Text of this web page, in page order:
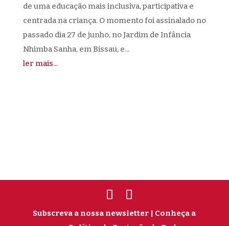
de uma educação mais inclusiva, participativa e
centrada na criança. O momento foi assinalado no
passado dia 27 de junho, no Jardim de Infância
Nhimba Sanha, em Bissau, e...
ler mais...
Subscreva a nossa newsletter | Conheça a